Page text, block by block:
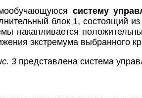
систему
блок 1, состоящий
накапливается
экстремума выбранного
3 представлена система